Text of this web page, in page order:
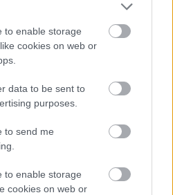
to enable storage
cookies on web or
data to be sent to
purposes.
to send me
to enable storage
cookies on web or
15 millones de euros. El
ha firmado con el conjunto
debutó como profesional en
campañas siguientes, disputó
franjiverde. Veinte de esos
la presente temporada, 16 de